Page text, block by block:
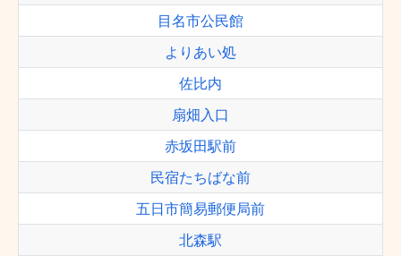
目名市公民館
よりあい処
佐比内
扇畑入口
赤坂田駅前
民宿たちばな前
五日市簡易郵便局前
北森駅